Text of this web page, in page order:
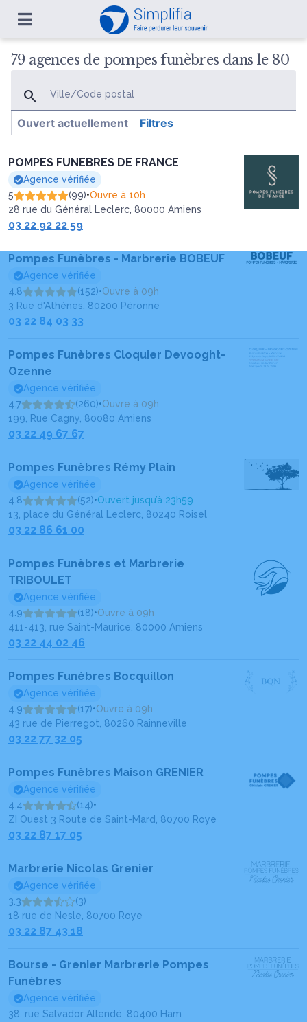
79 agences de pompes funèbres dans le 80
Ville/Code postal
Ouvert actuellement Filtres
POMPES FUNEBRES DE FRANCE
Agence vérifiée
5
(99)•Ouvre à 10h
28 rue du Général Leclerc, 80000 Amiens
03 22 92 22 59
Pompes Funèbres - Marbrerie BOBEUF
Agence vérifiée
4.8
(152)•Ouvre à 09h
3 Rue d'Athènes, 80200 Péronne
03 22 84 03 33
Pompes Funèbres Cloquier Devooght-
Ozenne
Agence vérifiée
4.7
(260)•Ouvre à 09h
199, Rue Cagny, 80080 Amiens
03 22 49 67 67
Pompes Funèbres Rémy Plain
Agence vérifiée
4.8
(52)•Ouvert jusqu’à 23h59
13, place du Général Leclerc, 80240 Roisel
03 22 86 61 00
Pompes Funèbres et Marbrerie
TRIBOULET
Agence vérifiée
4.9
(18)•Ouvre à 09h
411-413, rue Saint-Maurice, 80000 Amiens
03 22 44 02 46
Pompes Funèbres Bocquillon
Agence vérifiée
4.9
(17)•Ouvre à 09h
43 rue de Pierregot, 80260 Rainneville
03 22 77 32 05
Pompes Funèbres Maison GRENIER
Agence vérifiée
4.4
(14)•
ZI Ouest 3 Route de Saint-Mard, 80700 Roye
03 22 87 17 05
Marbrerie Nicolas Grenier
Agence vérifiée
3.3
(3)
18 rue de Nesle, 80700 Roye
03 22 87 43 18
Bourse - Grenier Marbrerie Pompes
Funèbres
Agence vérifiée
38, rue Salvador Allendé, 80400 Ham